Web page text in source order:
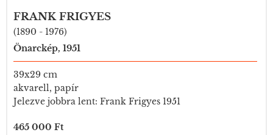
FRANK FRIGYES
(1890 - 1976)
Önarckép, 1951
39x29 cm
akvarell, papír
Jelezve jobbra lent: Frank Frigyes 1951
465 000 Ft